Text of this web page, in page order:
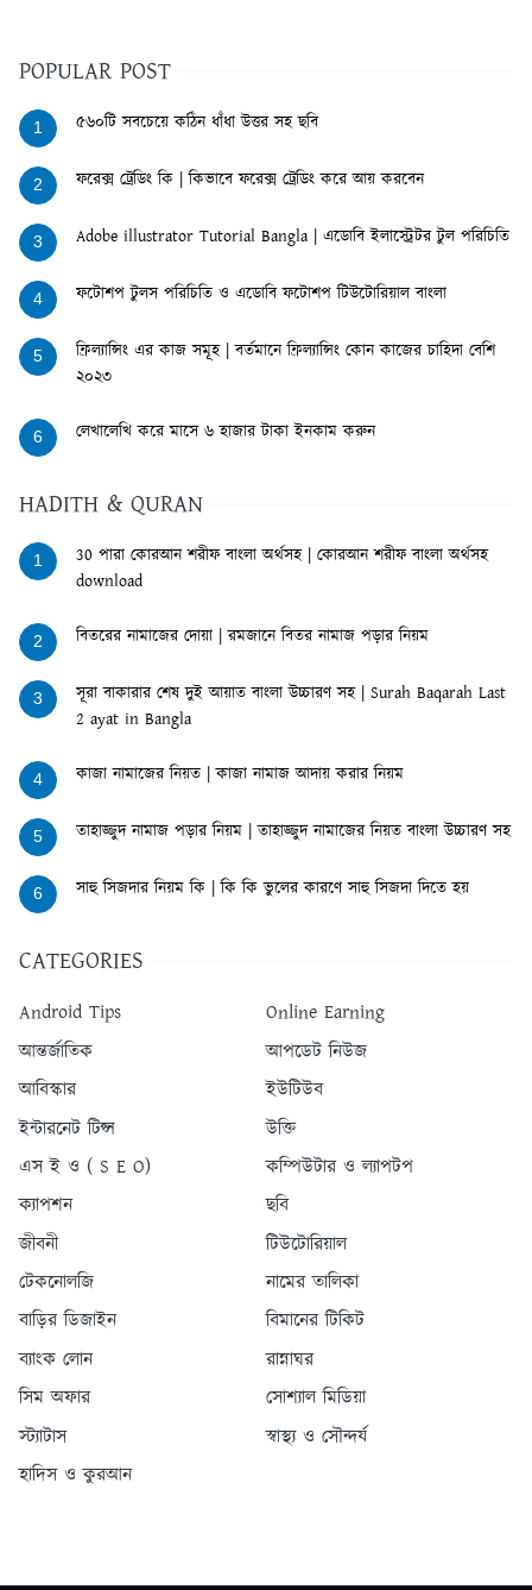
POPULAR POST
1 ৫৬০টি সবচেয়ে কঠিন ধাঁধা উত্তর সহ ছবি
2 ফরেক্স ট্রেডিং কি | কিভাবে ফরেক্স ট্রেডিং করে আয় করবেন
3 Adobe illustrator Tutorial Bangla | এডোবি ইলাস্ট্রেটর টুল পরিচিতি
4 ফটোশপ টুলস পরিচিতি ও এডোবি ফটোশপ টিউটোরিয়াল বাংলা
5
ফ্রিল্যান্সিং এর কাজ সমূহ | বর্তমানে ফ্রিল্যান্সিং কোন কাজের চাহিদা বেশি
২০২৩
6 লেখালেখি করে মাসে ৬ হাজার টাকা ইনকাম করুন
HADITH & QURAN
1
30 পারা কোরআন শরীফ বাংলা অর্থসহ | কোরআন শরীফ বাংলা অর্থসহ
download
2 বিতরের নামাজের দোয়া | রমজানে বিতর নামাজ পড়ার নিয়ম
3
সূরা বাকারার শেষ দুই আয়াত বাংলা উচ্চারণ সহ | Surah Baqarah Last
2 ayat in Bangla
4 কাজা নামাজের নিয়ত | কাজা নামাজ আদায় করার নিয়ম
5 তাহাজ্জুদ নামাজ পড়ার নিয়ম | তাহাজ্জুদ নামাজের নিয়ত বাংলা উচ্চারণ সহ
6 সাহু সিজদার নিয়ম কি | কি কি ভুলের কারণে সাহু সিজদা দিতে হয়
CATEGORIES
Android Tips
Online Earning
আন্তর্জাতিক
আপডেট নিউজ
আবিস্কার
ইউটিউব
ইন্টারনেট টিপ্স
উক্তি
এস ই ও ( S E O)
কম্পিউটার ও ল্যাপটপ
ক্যাপশন
ছবি
জীবনী
টিউটোরিয়াল
টেকনোলজি
নামের তালিকা
বাড়ির ডিজাইন
বিমানের টিকিট
ব্যাংক লোন
রান্নাঘর
সিম অফার
সোশ্যাল মিডিয়া
স্ট্যাটাস
স্বাস্থ্য ও সৌন্দর্য
হাদিস ও কুরআন